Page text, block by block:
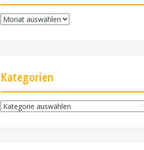
Archiv
Kategorien
Kategorien